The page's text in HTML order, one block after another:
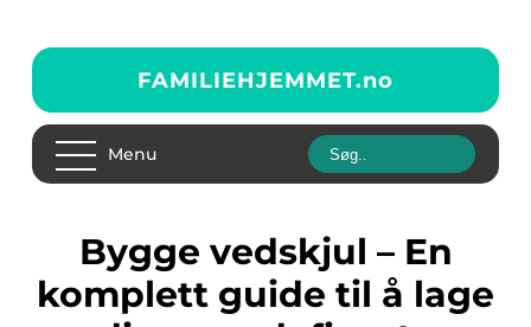
FAMILIEHJEMMET.no
Menu
Bygge vedskjul – En
komplett guide til å lage